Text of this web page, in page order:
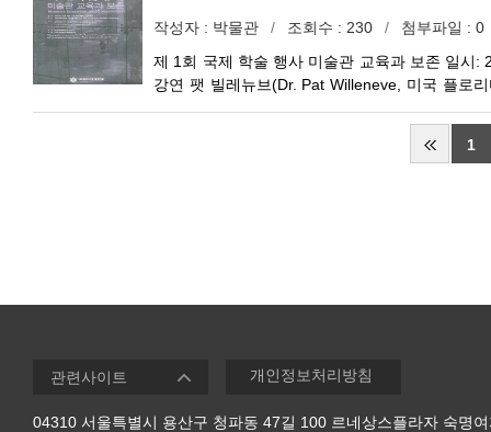
작성자 박물관 조회수 230 첨부파일
0
제 1회 국제 학술 행사 미술관 교육과 보존 일시
강연 팻 빌레뉴브(Dr. Pat Willeneve, 미국 플로
장) 조각의 보존과 복원: 야외 조각의 사례를 중
문신미술관 후원: 숙명여자대학교 문화관광학부
1
개인정보처리방침
04310 서울특별시 용산구 청파동 47길 100 르네상스플라자 숙명